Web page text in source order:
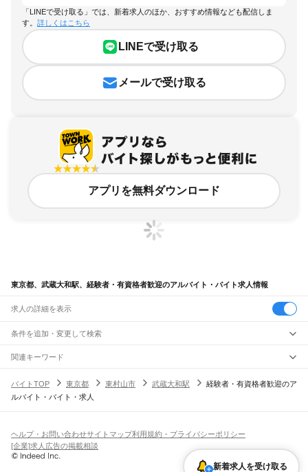
「LINEで受け取る」では、新着求人のほか、おすすめ情報なども配信しま
す。 詳しくはこちら
LINEで受け取る
メールで受け取る
アプリを無料ダウンロード
東京都、武蔵大和駅、経験者・有資格者歓迎のアルバイト・バイト求人情報
求人の詳細を表示
条件を追加・変更して検索
市区町村を追加・変更
東京都すべて
東京23区 すべて
江戸川区
八王子市立川市武蔵野市 昭島市調布市町田市小金井市
小平市日野市 狛江市 東大和市 清瀬市
駅を追加・変更
JR山手線
大崎駅五反田駅目黒駅恵比寿駅 代々木駅
高田馬場駅
田端駅 西日暮里駅
新橋駅浜松町駅田町駅
職種を追加・変更
飲食・フードサービスすべて
ホールスタッフキッチンスタッフ
パン屋（ベーカリー）
バー（BAR）・バーテンダー
飲食店（店長・マネージャー）
人気
日払いOK高校生歓迎 髪型・髪色自由
留学生・外国人活躍中
雇用形態を追加・変更
関連キーワード
バイトTOP
東京都 東村山市 武蔵大和駅
経験者・有資格者歓迎のア
ルバイト・バイト・求人
新着求人を受け取る
ヘルプ・お問い合わせサイトマップ利用規約・プライバシーポリシー
[企業]求人広告の掲載相談